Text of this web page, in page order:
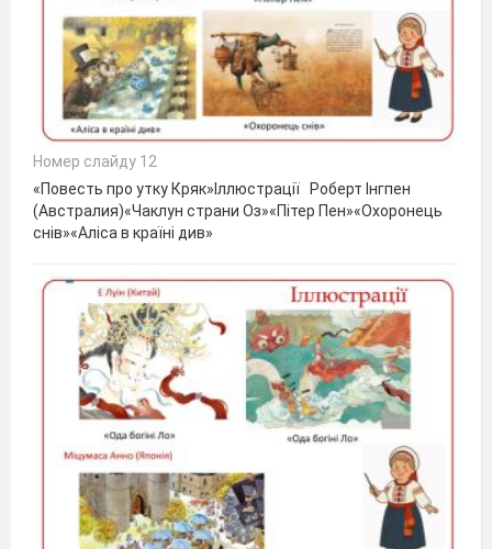
Номер слайду 12
«Повесть про утку Кряк»Іллюстрації Роберт Інгпен
(Австралия)«Чаклун страни Оз»«Пітер Пен»«Охоронець
снів»«Аліса в країні див»